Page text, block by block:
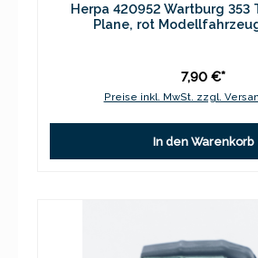
Herpa 420952 Wartburg 353
Plane, rot
7,90 €*
Preise inkl. MwSt. zzgl.
In den Warenkorb